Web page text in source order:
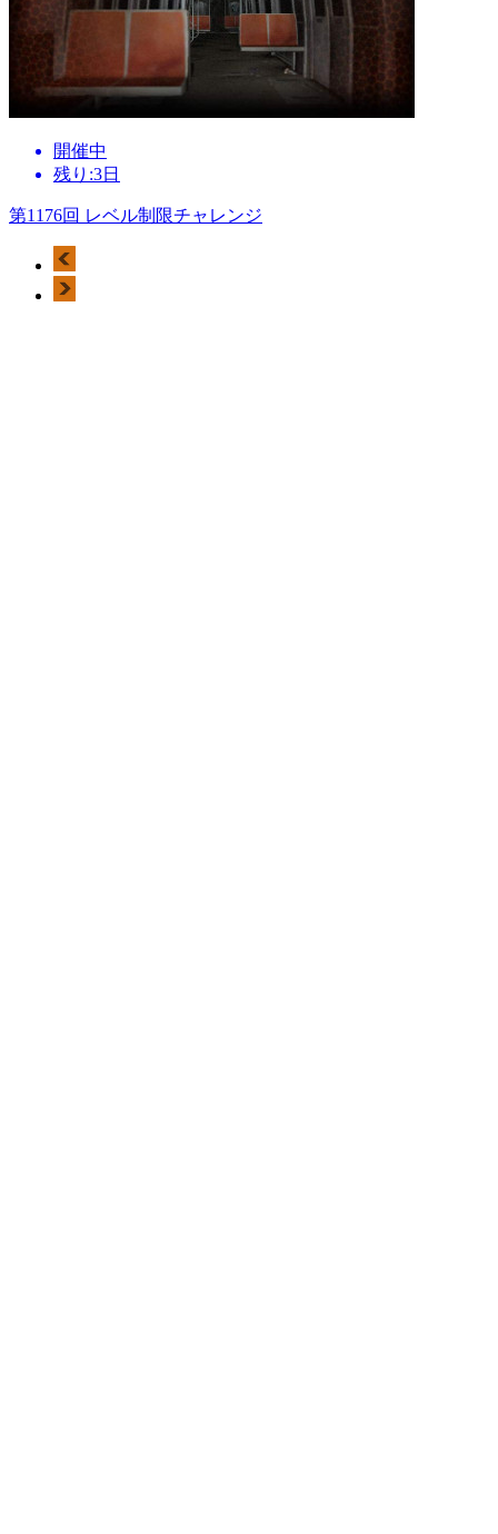
開催中
残り:3日
第1176回 レベル制限チャレンジ